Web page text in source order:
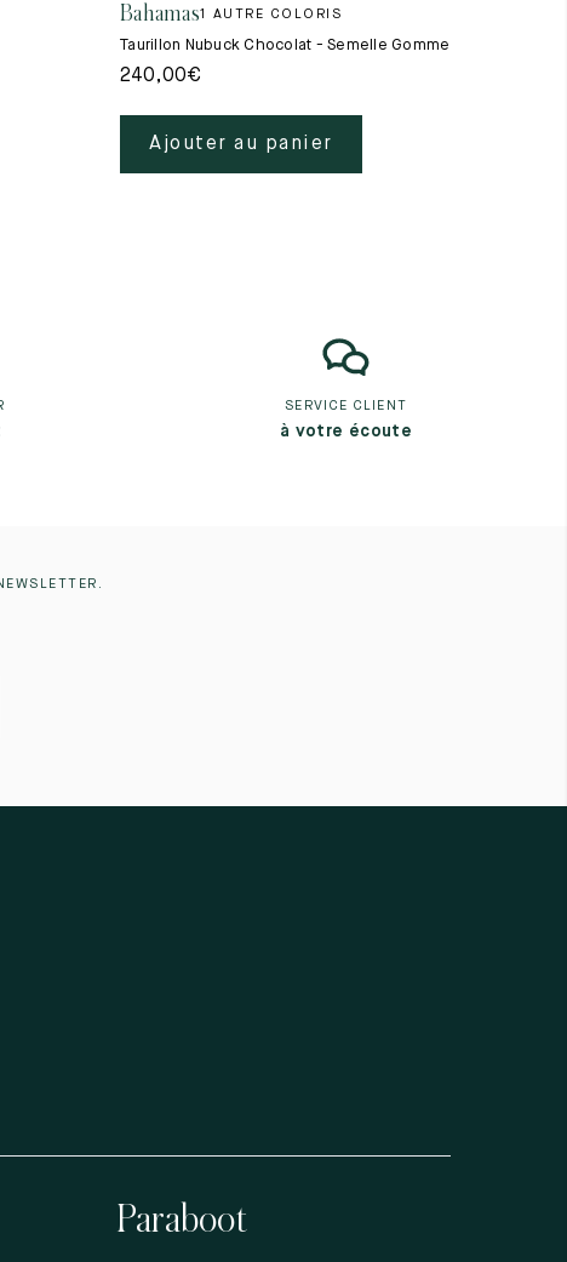
Bahamas1 AUTRE COLORIS
Taurillon Nubuck Chocolat - Semelle Gomme
240,00€
Ajouter au panier
SERVICE CLIENT
à votre écoute
Paraboot